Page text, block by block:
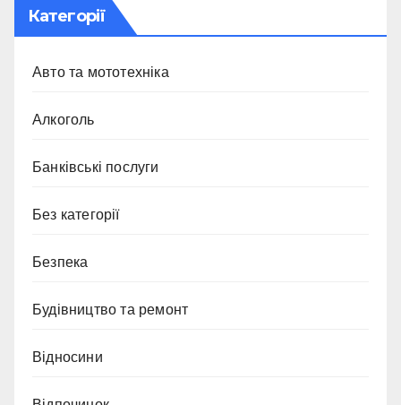
Категорії
Авто та мототехніка
Алкоголь
Банківські послуги
Без категорії
Безпека
Будівництво та ремонт
Відносини